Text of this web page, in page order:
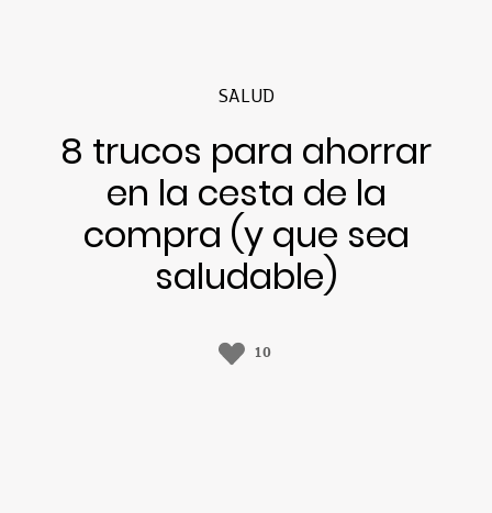
SALUD
8 trucos para ahorrar
en la cesta de la
compra (y que sea
saludable)
10